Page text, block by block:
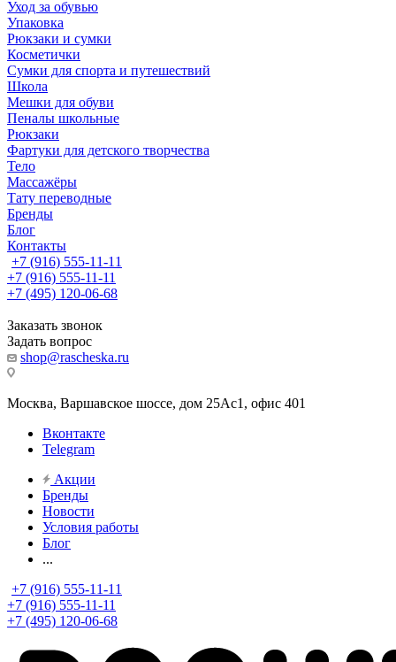
Уход за обувью
Упаковка
Рюкзаки и сумки
Косметички
Сумки для спорта и путешествий
Школа
Мешки для обуви
Пеналы школьные
Рюкзаки
Фартуки для детского творчества
Тело
Массажёры
Тату переводные
Бренды
Блог
Контакты
+7 (916) 555-11-11
+7 (916) 555-11-11
+7 (495) 120-06-68
Заказать звонок
Задать вопрос
shop@rascheska.ru
Москва, Варшавское шоссе, дом 25Аc1, офис 401
Вконтакте
Telegram
Акции
Бренды
Новости
Условия работы
Блог
...
+7 (916) 555-11-11
+7 (916) 555-11-11
+7 (495) 120-06-68